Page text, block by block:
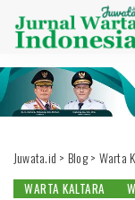
Juwata.id > Blog> Warta
WARTA KALTARA